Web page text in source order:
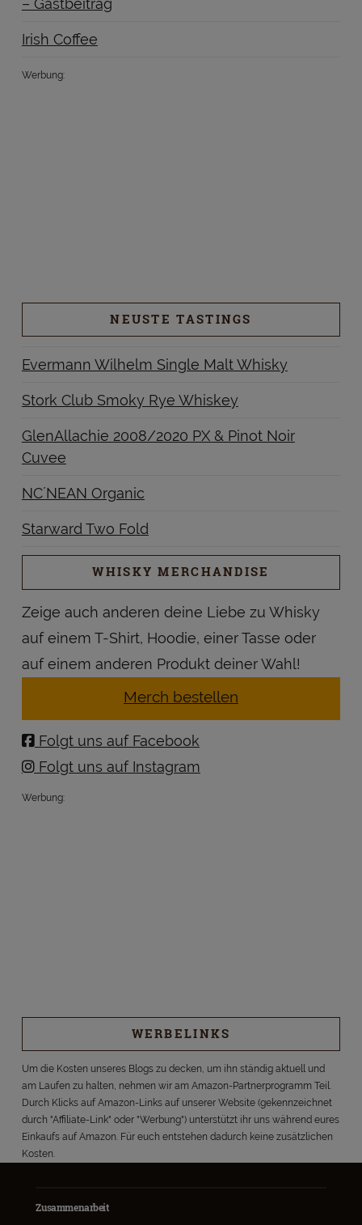
– Gastbeitrag
Irish Coffee
Werbung:
NEUSTE TASTINGS
Evermann Wilhelm Single Malt Whisky
Stork Club Smoky Rye Whiskey
GlenAllachie 2008/2020 PX & Pinot Noir
Cuvee
NC´NEAN Organic
Starward Two Fold
WHISKY MERCHANDISE
Zeige auch anderen deine Liebe zu Whisky
auf einem T-Shirt, Hoodie, einer Tasse oder
auf einem anderen Produkt deiner Wahl!
Merch bestellen
Folgt uns auf Facebook
Folgt uns auf Instagram
Werbung:
WERBELINKS
Um die Kosten unseres Blogs zu decken, um ihn ständig aktuell und
am Laufen zu halten, nehmen wir am Amazon-Partnerprogramm Teil.
Durch Klicks auf Amazon-Links auf unserer Website (gekennzeichnet
durch "Affiliate-Link" oder "Werbung") unterstützt ihr uns während eures
Einkaufs auf Amazon. Für euch entstehen dadurch keine zusätzlichen
Kosten.
Zusammenarbeit